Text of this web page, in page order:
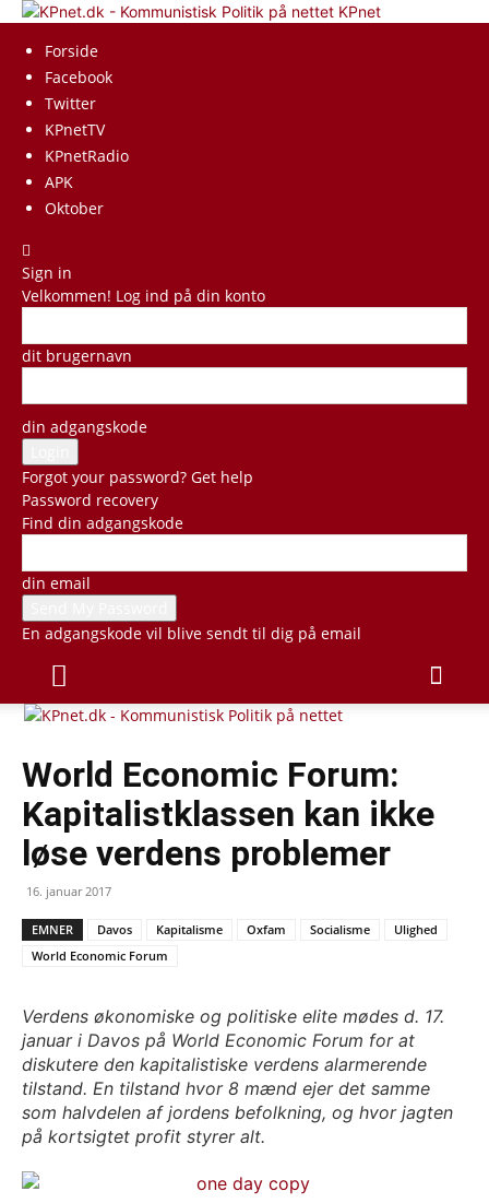
KPnet
Forside
Facebook
Twitter
KPnetTV
KPnetRadio
APK
Oktober
Sign in
Velkommen! Log ind på din konto
dit brugernavn
din adgangskode
Forgot your password? Get help
Password recovery
Find din adgangskode
din email
En adgangskode vil blive sendt til dig på email
World Economic Forum:
Kapitalistklassen kan ikke
løse verdens problemer
16. januar 2017
EMNER Davos Kapitalisme Oxfam Socialisme
Ulighed
World Economic Forum
Verdens økonomiske og politiske elite mødes d. 17.
januar i Davos på World Economic Forum for at
diskutere den kapitalistiske verdens alarmerende
tilstand. En tilstand hvor 8 mænd ejer det samme
som halvdelen af jordens befolkning, og hvor jagten
på kortsigtet profit styrer alt.